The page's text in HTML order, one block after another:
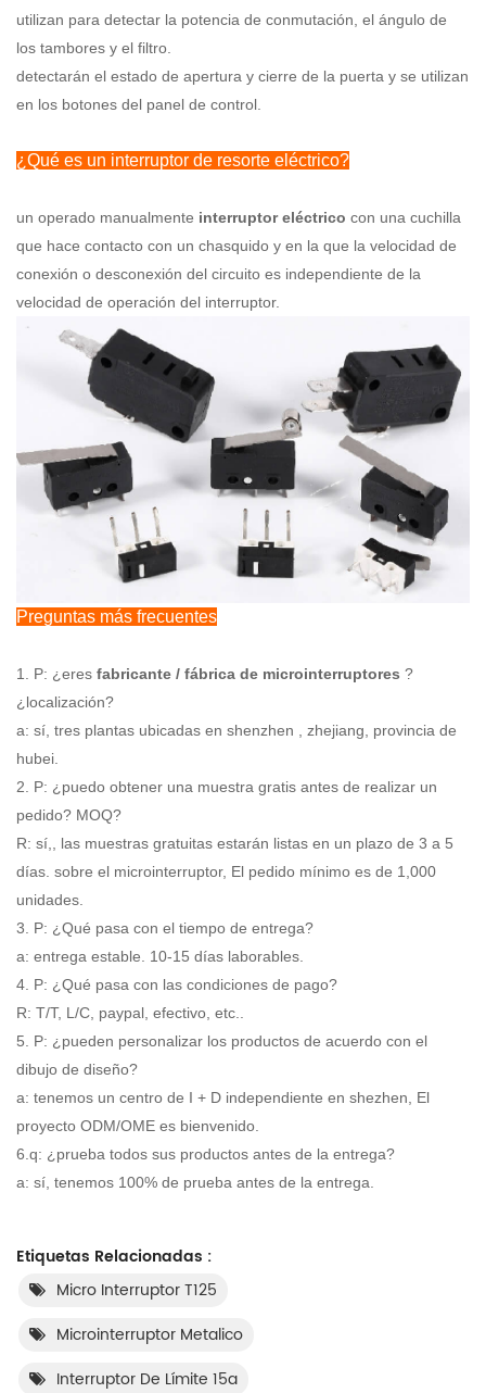
utilizan para detectar la potencia de conmutación, el ángulo de
los tambores y el filtro.
detectarán el estado de apertura y cierre de la puerta y se utilizan
en los botones del panel de control.
¿Qué es un interruptor de resorte eléctrico?
un operado manualmente interruptor eléctrico con una cuchilla
que hace contacto con un chasquido y en la que la velocidad de
conexión o desconexión del circuito es independiente de la
velocidad de operación del interruptor.
Preguntas más frecuentes
1. P: ¿eres fabricante / fábrica de microinterruptores ?
¿localización?
a: sí, tres plantas ubicadas en shenzhen , zhejiang, provincia de
hubei.
2. P: ¿puedo obtener una muestra gratis antes de realizar un
pedido? MOQ?
R: sí,, las muestras gratuitas estarán listas en un plazo de 3 a 5
días. sobre el microinterruptor, El pedido mínimo es de 1,000
unidades.
3. P: ¿Qué pasa con el tiempo de entrega?
a: entrega estable. 10-15 días laborables.
4. P: ¿Qué pasa con las condiciones de pago?
R: T/T, L/C, paypal, efectivo, etc..
5. P: ¿pueden personalizar los productos de acuerdo con el
dibujo de diseño?
a: tenemos un centro de I + D independiente en shezhen, El
proyecto ODM/OME es bienvenido.
6.q: ¿prueba todos sus productos antes de la entrega?
a: sí, tenemos 100% de prueba antes de la entrega.
Etiquetas Relacionadas :
Micro Interruptor T125
Microinterruptor Metalico
Interruptor De Límite 15a